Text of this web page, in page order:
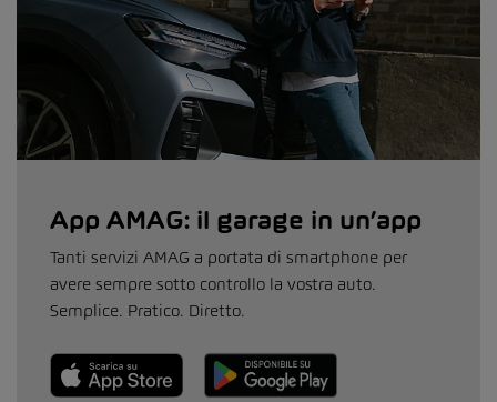
App AMAG: il garage in un’app
Tanti servizi AMAG a portata di smartphone per
avere sempre sotto controllo la vostra auto.
Semplice. Pratico. Diretto.